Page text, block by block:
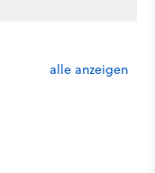
alle anzeigen